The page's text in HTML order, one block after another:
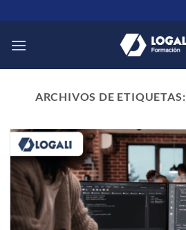
al
contenido
ARCHIVOS DE ETIQUETAS: